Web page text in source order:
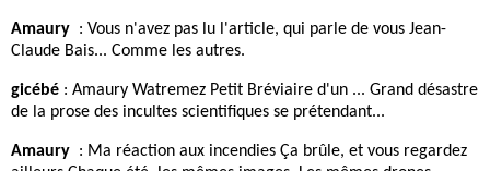
Amaury : Vous n'avez pas lu l'article, qui parle de vous Jean-
Claude Bais... Comme les autres.
gicébé: Amaury Watremez Petit Bréviaire d'un ... Grand désastre
de la prose des incultes scientifiques se prétendant...
Amaury : Ma réaction aux incendies Ça brûle, et vous regardez